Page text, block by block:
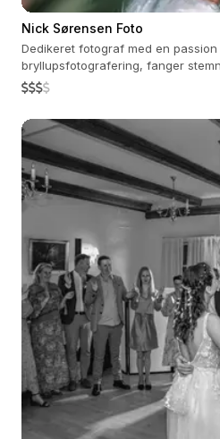
Nick Sørensen Foto
Dedikeret fotograf med en
bryllupsfotografering, fanger
ægte følelser.